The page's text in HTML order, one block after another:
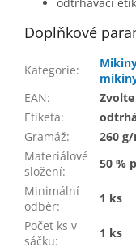
Doplňkové
Kategorie:
EAN:
Etiketa:
Gramáž:
260 g/
Materiálové
složení:
50 %
Minimální
odběr:
1 ks
Počet ks v
sáčku:
1 ks